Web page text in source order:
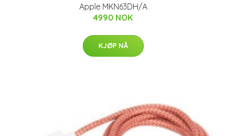
Apple MKN63DH/A
4990 NOK
KJØP NÅ